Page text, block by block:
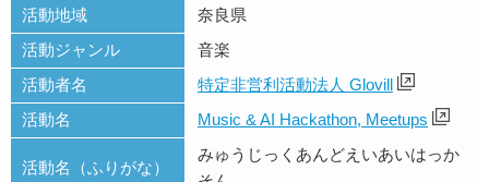
活動地域
奈良県
活動ジャンル
音楽
活動者名
特定非営利活動法人 Glovill
活動名
Music & AI Hackathon, Meetups
活動名（ふりがな）
みゅうじっくあんどえいあいはっか